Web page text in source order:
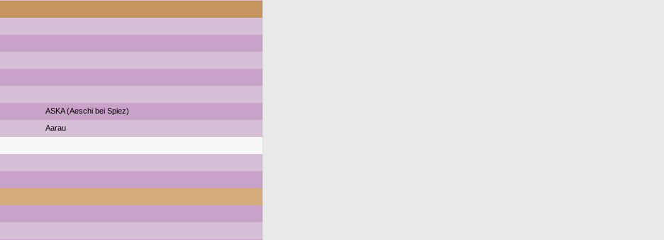
ASKA (Aeschi bei Spiez)
Aarau